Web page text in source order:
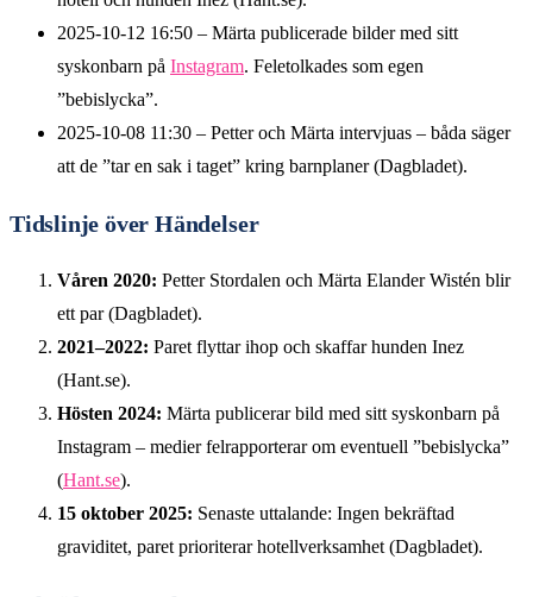
2025-10-12 16:50 – Märta publicerade bilder med sitt
syskonbarn på Instagram. Feletolkades som egen
”bebislycka”.
2025-10-08 11:30 – Petter och Märta intervjuas – båda säger
att de ”tar en sak i taget” kring barnplaner (Dagbladet).
Tidslinje över Händelser
Våren 2020: Petter Stordalen och Märta Elander Wistén blir
ett par (Dagbladet).
2021–2022: Paret flyttar ihop och skaffar hunden Inez
(Hant.se).
Hösten 2024: Märta publicerar bild med sitt syskonbarn på
Instagram – medier felrapporterar om eventuell ”bebislycka”
(Hant.se).
15 oktober 2025: Senaste uttalande: Ingen bekräftad
graviditet, paret prioriterar hotellverksamhet (Dagbladet).